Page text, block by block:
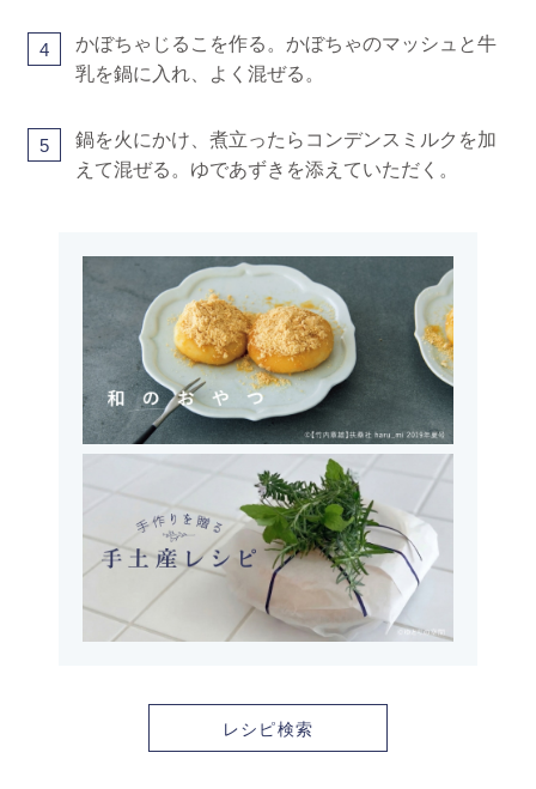
4
かぼちゃじるこを作る。かぼちゃのマッシュと牛
乳を鍋に入れ、よく混ぜる。
5
鍋を火にかけ、煮立ったらコンデンスミルクを加
えて混ぜる。ゆであずきを添えていただく。
レシピ検索